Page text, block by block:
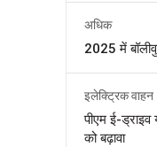
अधिक
2025 में
इलेक्ट्रिक वाहन
पीएम ई-ड्राइव
को बढ़ावा